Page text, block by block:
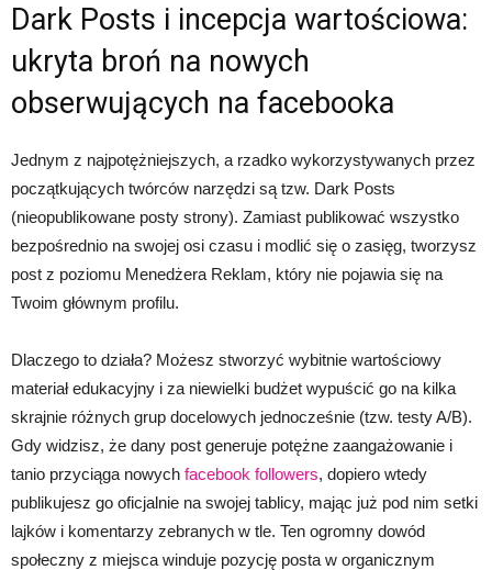
Dark Posts i incepcja wartościowa:
ukryta broń na nowych
obserwujących na facebooka
Jednym z najpotężniejszych, a rzadko wykorzystywanych przez
początkujących twórców narzędzi są tzw. Dark Posts
(nieopublikowane posty strony). Zamiast publikować wszystko
bezpośrednio na swojej osi czasu i modlić się o zasięg, tworzysz
post z poziomu Menedżera Reklam, który nie pojawia się na
Twoim głównym profilu.
Dlaczego to działa? Możesz stworzyć wybitnie wartościowy
materiał edukacyjny i za niewielki budżet wypuścić go na kilka
skrajnie różnych grup docelowych jednocześnie (tzw. testy A/B).
Gdy widzisz, że dany post generuje potężne zaangażowanie i
tanio przyciąga nowych facebook followers, dopiero wtedy
publikujesz go oficjalnie na swojej tablicy, mając już pod nim setki
lajków i komentarzy zebranych w tle. Ten ogromny dowód
społeczny z miejsca winduje pozycję posta w organicznym